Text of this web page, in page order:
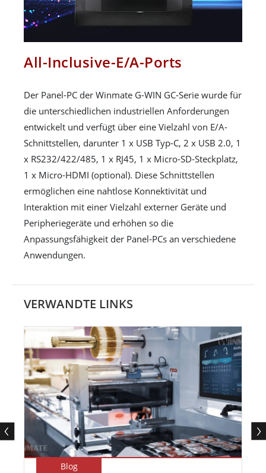
All-Inclusive-E/A-Ports
Der Panel-PC der Winmate G-WIN GC-Serie wurde für
die unterschiedlichen industriellen Anforderungen
entwickelt und verfügt über eine Vielzahl von E/A-
Schnittstellen, darunter 1 x USB Typ-C, 2 x USB 2.0, 1
x RS232/422/485, 1 x RJ45, 1 x Micro-SD-Steckplatz,
1 x Micro-HDMI (optional). Diese Schnittstellen
ermöglichen eine nahtlose Konnektivität und
Interaktion mit einer Vielzahl externer Geräte und
Peripheriegeräte und erhöhen so die
Anpassungsfähigkeit der Panel-PCs an verschiedene
Anwendungen.
VERWANDTE LINKS
Blog